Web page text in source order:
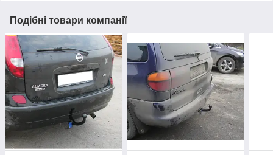
Подібні товари компанії